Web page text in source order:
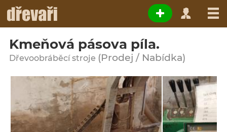
Kmeňová pásova píla.
Dřevoobráběcí stroje (Prodej / Nabídka)